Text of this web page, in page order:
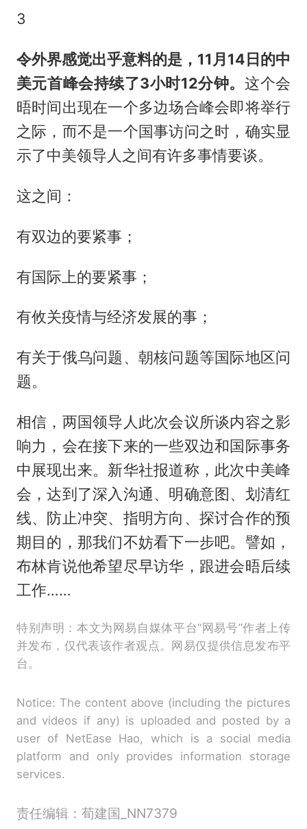
3
令外界感觉出乎意料的是 ，11月14日的中
美元首峰会持续了3小时12分钟。这个会
晤时间出现在一个多边场合峰会即将举行
之际，而不是一个国事访问之时，确实显
示了中美领导人之间有许多事情要谈。
这之间：
有双边的要紧事；
有国际上的要紧事；
有攸关疫情与经济发展的事；
有关于俄乌问题、朝核问题等国际地区问
题。
相信，两国领导人此次会议所谈内容之影
响力，会在接下来的一些双边和国际事务
中展现出来。新华社报道称，此次中美峰
会，达到了深入沟通、明确意图、划清红
线、防止冲突、指明方向、探讨合作的预
期目的，那我们不妨看下一步吧。譬如，
布林肯说他希望尽早访华，跟进会晤后续
工作……
特别声明：本文为网易自媒体平台“网易号”作者上传
并发布，仅代表该作者观点。网易仅提供信息发布平
台。
Notice: The content above (including the pictures
and videos if any) is uploaded and posted by a
user of NetEase Hao, which is a social media
platform and only provides information storage
services.
责任编辑：荀建国_NN7379